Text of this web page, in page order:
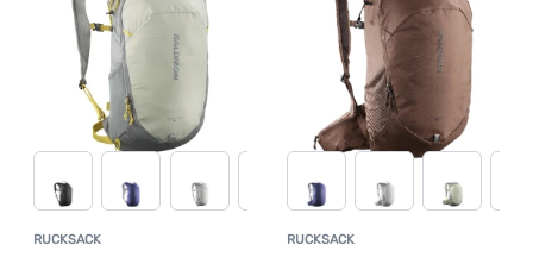
RUCKSACK KundenbewertungRUCKSACK